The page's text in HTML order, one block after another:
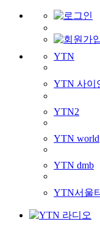
YTN
YTN 사이
YTN2
YTN world
YTN dmb
YTN서울